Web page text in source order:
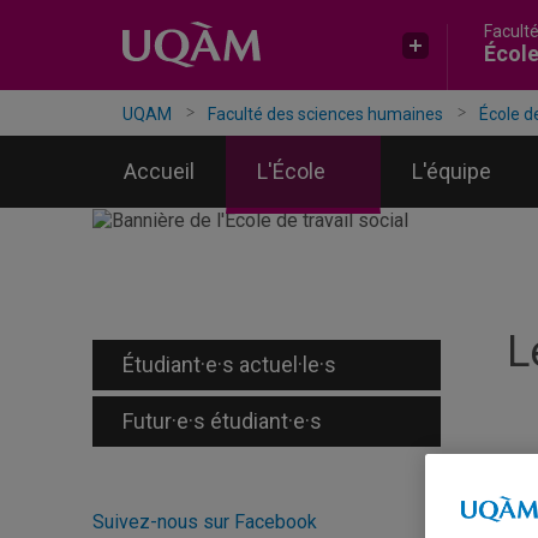
Accéder
la
recherche
Accéder
menu
pricipal
Accéder
la
zone
centrale
UQAM Faculté des sciences humaines École
Accueil L'École L'équipe
Étudiant·e·s actuel·le·s
Futur·e·s étudiant·e·s
Suivez-nous sur Facebook